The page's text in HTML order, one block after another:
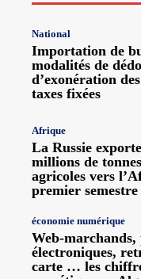
National
Importation de
modalités de
d’exonération
taxes fixées
Afrique
La Russie
millions de
agricoles vers
premier semestre
économie numérique
Web-marchands,
électroniques,
carte … les